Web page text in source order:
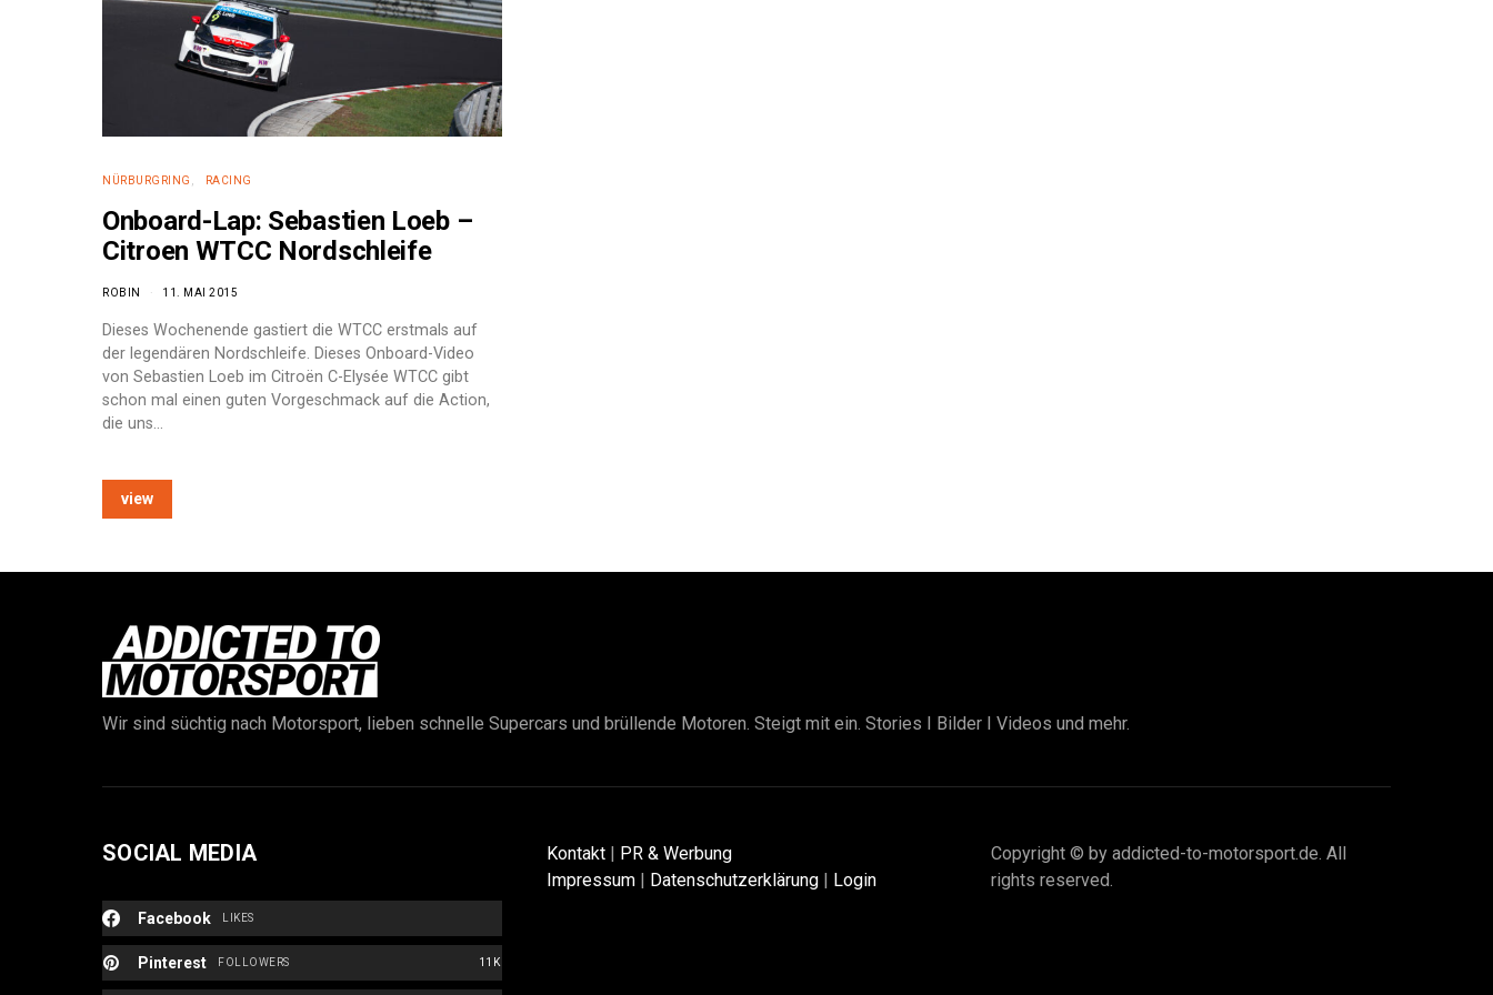
NÜRBURGRING RACING
Onboard-Lap: Sebastien Loeb –
Citroen WTCC Nordschleife
ROBIN 11. MAI 2015
Dieses Wochenende gastiert die WTCC erstmals auf
der legendären Nordschleife. Dieses Onboard-Video
von Sebastien Loeb im Citroën C-Elysée WTCC gibt
schon mal einen guten Vorgeschmack auf die Action,
die uns…
view
Wir sind süchtig nach Motorsport, lieben schnelle Supercars und brüllende Motoren. Steigt mit ein. Stories I Bilder I Videos und mehr.
SOCIAL MEDIA
Facebook LIKES
Pinterest 11K
FOLLOWERS
Kontakt | PR & Werbung
Impressum | Datenschutzerklärung | Login
Copyright © by addicted-to-motorsport.de. All
rights reserved.